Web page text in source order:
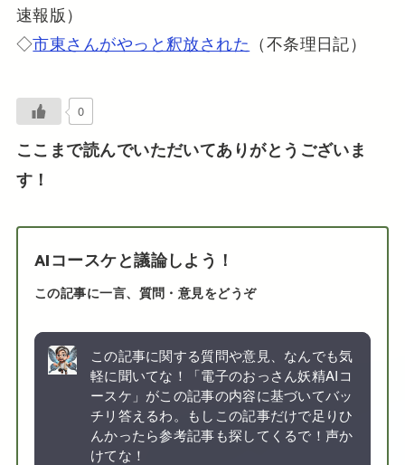
速報版）
◇市東さんがやっと釈放された （不条理日記）
0
ここまで読んでいただいてありがとうございま
す！
AIコースケと議論しよう！
この記事に一言、質問・意見をどうぞ
この記事に関する質問や意見、なんでも気
軽に聞いてな！「電子のおっさん妖精AIコ
ースケ」がこの記事の内容に基づいてバッ
チリ答えるわ。もしこの記事だけで足りひ
んかったら参考記事も探してくるで！声か
けてな！